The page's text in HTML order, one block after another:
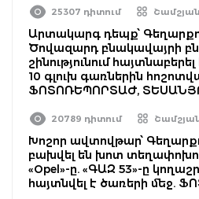
25307 դիտում Շամշյան
Արտակարգ դեպք՝
Ծովազարդ բնակավայրի
շինությունում
10 գլուխ գառներին
ՖՈՏՈՌԵՊՈՐՏԱԺ,
20789 դիտում
Խոշոր ավտովթար՝
բախվել են խոտ
«Opel»-ը. «ԳԱԶ 53»-ը
հայտնվել է ծառերի մեջ.